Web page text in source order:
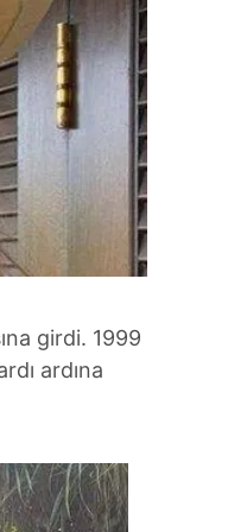
girdi. 1999
ardına